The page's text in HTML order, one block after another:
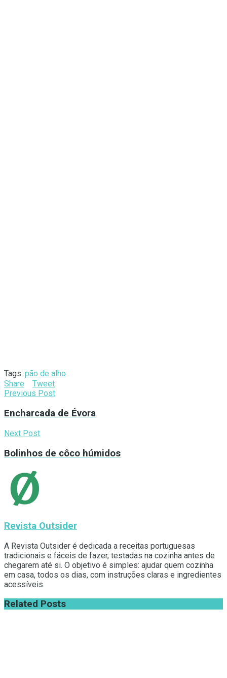
Tags: pão de alho
Share
Tweet
Previous Post
Encharcada de Évora
Next Post
Bolinhos de côco húmidos
Revista Outsider
A Revista Outsider é dedicada a receitas portuguesas
tradicionais e fáceis de fazer, testadas na cozinha antes de
chegarem até si. O objetivo é simples: ajudar quem cozinha
em casa, todos os dias, com instruções claras e ingredientes
acessíveis.
Related Posts